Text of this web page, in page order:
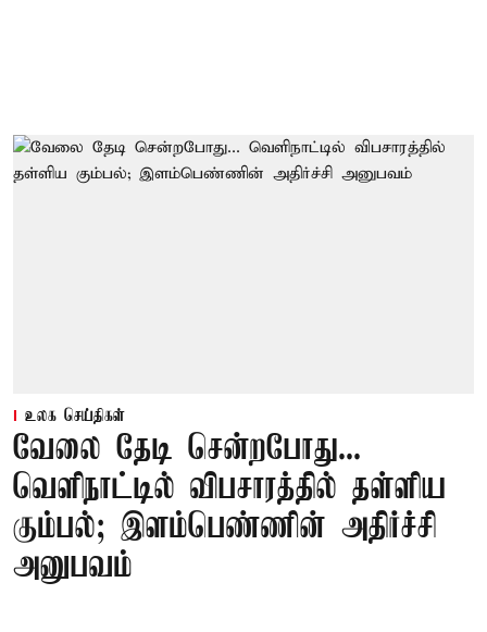
உலக செய்திகள்
வேலை தேடி சென்றபோது...
வெளிநாட்டில் விபசாரத்தில் தள்ளிய
கும்பல்; இளம்பெண்ணின் அதிர்ச்சி
அனுபவம்